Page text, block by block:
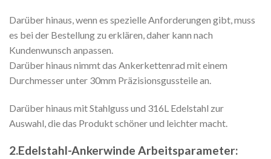
Darüber hinaus, wenn es spezielle Anforderungen gibt, muss
es bei der Bestellung zu erklären, daher kann nach
Kundenwunsch anpassen.
Darüber hinaus nimmt das Ankerkettenrad mit einem
Durchmesser unter 30mm Präzisionsgussteile an.
Darüber hinaus mit Stahlguss und 316L Edelstahl zur
Auswahl, die das Produkt schöner und leichter macht.
2.Edelstahl-Ankerwinde Arbeitsparameter: